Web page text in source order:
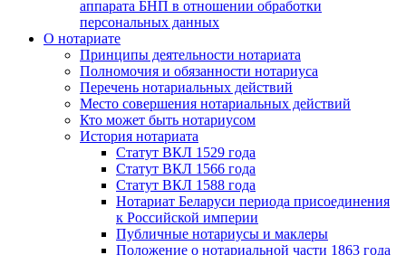
аппарата БНП в отношении обработки
персональных данных
О нотариате
Принципы деятельности нотариата
Полномочия и обязанности нотариуса
Перечень нотариальных действий
Место совершения нотариальных действий
Кто может быть нотариусом
История нотариата
Статут ВКЛ 1529 года
Статут ВКЛ 1566 года
Статут ВКЛ 1588 года
Нотариат Беларуси периода присоединения
к Российской империи
Публичные нотариусы и маклеры
Положение о нотариальной части 1863 года